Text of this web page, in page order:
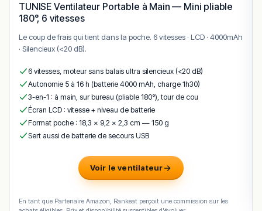
TUNISE Ventilateur Portable à Main — Mini pliable
180°, 6 vitesses
Le coup de frais qui tient dans la poche. 6 vitesses · LCD · 4000mAh
· Silencieux (<20 dB).
6 vitesses, moteur sans balais ultra silencieux (<20 dB)
Autonomie 5 à 16 h (batterie 4000 mAh, charge 1h30)
3-en-1 : à main, sur bureau (pliable 180°), tour de cou
Écran LCD : vitesse + niveau de batterie
Format poche : 18,3 × 9,2 × 2,3 cm — 150 g
Sert aussi de batterie de secours USB
Voir le ventilateur
En tant que Partenaire Amazon, Rankeat perçoit une commission sur les